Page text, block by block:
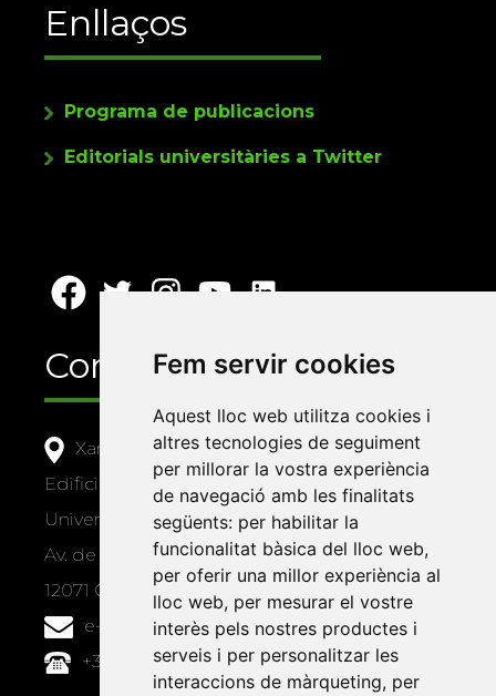
Fem servir cookies
Aquest lloc web utilitza cookies i
altres tecnologies de seguiment
per millorar la vostra experiència
de navegació amb les finalitats
següents: per habilitar la
funcionalitat bàsica del lloc web,
per oferir una millor experiència al
lloc web, per mesurar el vostre
interès pels nostres productes i
serveis i per personalitzar les
interaccions de màrqueting, per
Enllaços
Programa de publicacions
Editorials universitàries a Twitter
Contacte
Xarxa Vives d'Universitats
Edifici Àgora
Universitat Jaume I, local 10
Av. de Vicent Sos Baynat, s/n
12071 Castelló de la Plana
e-buc@vives.org
+34 964 72 89 93